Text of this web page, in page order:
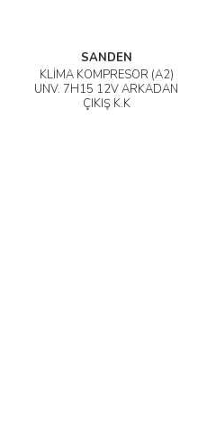
SANDEN
KLİMA KOMPRESÖR (A2)
UNV. 7H15 12V ARKADAN
ÇIKIŞ K.K